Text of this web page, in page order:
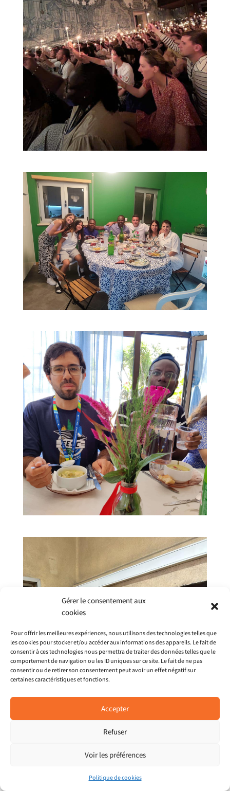
Gérer le consentement aux
cookies
Pour offrir les meilleures expériences, nous utilisons des technologies telles que
les cookies pour stocker et/ou accéder aux informations des appareils. Le fait de
consentir à ces technologies nous permettra de traiter des données telles que le
comportement de navigation ou les ID uniques sur ce site. Le fait de ne pas
consentir ou de retirer son consentement peut avoir un effet négatif sur
certaines caractéristiques et fonctions.
Accepter
Refuser
Voir les préférences
Politique de cookies